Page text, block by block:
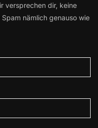
versprechen dir, keine
nämlich genauso wie